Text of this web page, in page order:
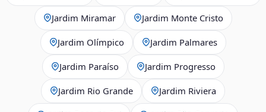
Jardim Miramar Jardim Monte Cristo
Jardim Olímpico Jardim Palmares
Jardim Paraíso Jardim Progresso
Jardim Rio Grande Jardim Riviera